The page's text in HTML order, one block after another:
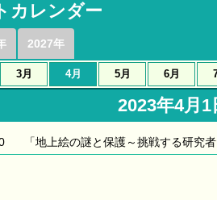
カレンダー
2027年
3月 4月 5月 6月
2023年4月1
「地上絵の謎と保護～挑戦する研究